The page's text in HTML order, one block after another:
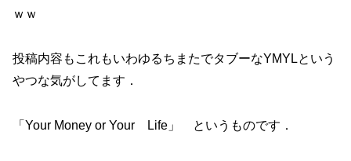
ｗｗ
投稿内容もこれもいわゆるちまたでタブーなYMYLという
やつな気がしてます．
「Your Money or Your Life」 というものです．